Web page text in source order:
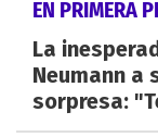
EN PRIMERA
La
Neumann a
sorpresa: